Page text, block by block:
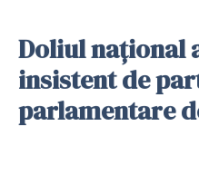
Doliul naţional
insistent de
parlamentare